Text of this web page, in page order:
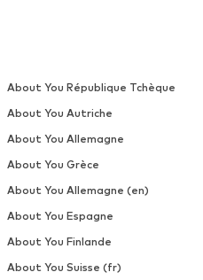
About You République Tchèque
About You Autriche
About You Allemagne
About You Grèce
About You Allemagne (en)
About You Espagne
About You Finlande
About You Suisse (fr)